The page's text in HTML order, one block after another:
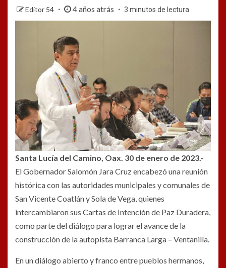
Editor 54 4 años atrás 3 minutos de lectura
Santa Lucía del Camino, Oax. 30 de enero de 2023.-
El Gobernador Salomón Jara Cruz encabezó una reunión
histórica con las autoridades municipales y comunales de
San Vicente Coatlán y Sola de Vega, quienes
intercambiaron sus Cartas de Intención de Paz Duradera,
como parte del diálogo para lograr el avance de la
construcción de la autopista Barranca Larga – Ventanilla.
En un diálogo abierto y franco entre pueblos hermanos,